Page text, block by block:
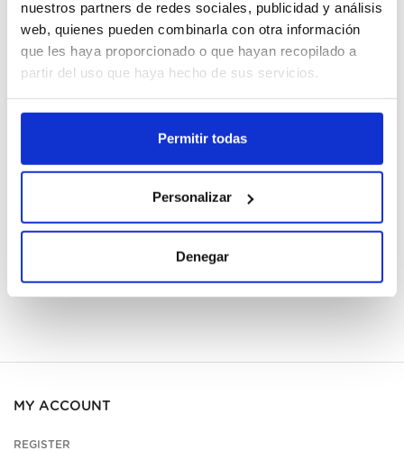
nuestros partners de redes sociales, publicidad y análisis
web, quienes pueden combinarla con otra información
que les haya proporcionado o que hayan recopilado a
partir del uso que haya hecho de sus servicios.
Permitir todas
Personalizar
Denegar
6x1L
Unavailable, request now
See data sheet
MY ACCOUNT
REGISTER